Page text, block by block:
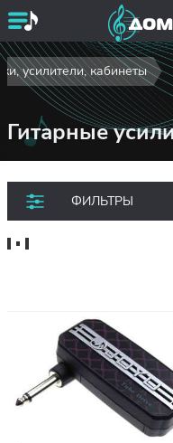
усилители, кабинеты
Гитарные
ФИЛЬТРЫ